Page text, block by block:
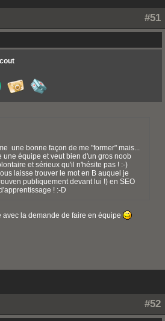
#51
une bonne façon de me "former" mais...
une équipe et veut bien d'un gros noob
et sérieux qu'il n'hésite pas ! :-)
laisse trouver le mot en B auquel je
publiquement devant lui !) en SEO
! :-D
avec la demande de faire en équipe
#52